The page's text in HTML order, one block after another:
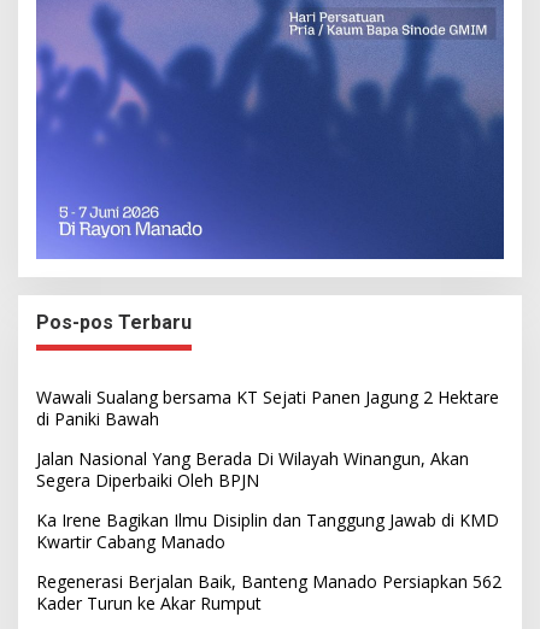
Pos-pos Terbaru
Wawali Sualang bersama KT Sejati Panen Jagung 2 Hektare
di Paniki Bawah
Jalan Nasional Yang Berada Di Wilayah Winangun, Akan
Segera Diperbaiki Oleh BPJN
Ka Irene Bagikan Ilmu Disiplin dan Tanggung Jawab di KMD
Kwartir Cabang Manado
Regenerasi Berjalan Baik, Banteng Manado Persiapkan 562
Kader Turun ke Akar Rumput